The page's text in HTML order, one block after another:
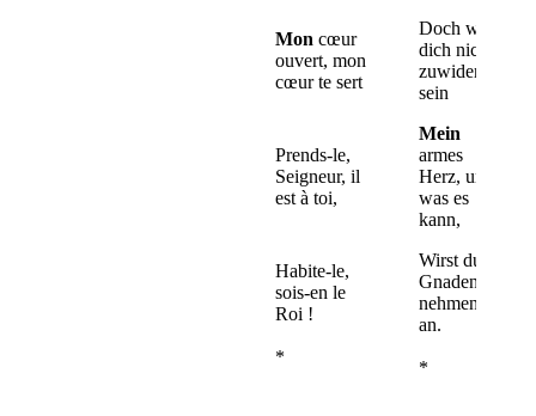
Mon cœur
ouvert, mon
cœur te sert
Doch wird
dich nicht
zuwider
sein
Prends-le,
Seigneur, il
est à toi,
Mein
armes
Herz, und
was es
kann,
Habite-le,
sois-en le
Roi !
*
Wirst du in
Gnaden
nehmen
an.
*